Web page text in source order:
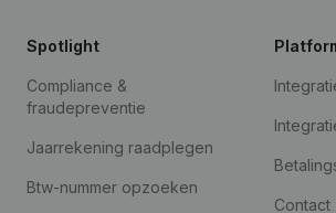
Spotlight
Compliance &
fraudepreventie
Jaarrekening raadplegen
Btw-nummer opzoeken
Contact